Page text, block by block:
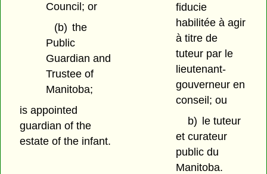
Council; or
(b) the
Public
Guardian and
Trustee of
Manitoba;
is appointed
guardian of the
estate of the infant.
fiducie
habilitée à agir
à titre de
tuteur par le
lieutenant-
gouverneur en
conseil; ou
b) le tuteur
et curateur
public du
Manitoba.